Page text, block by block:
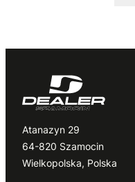
Atanazyn 29
64-820 Szamocin
Wielkopolska, Polska